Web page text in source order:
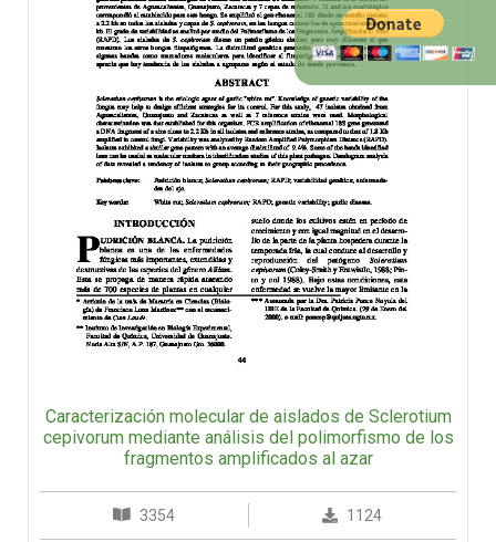
Caracterización molecular de aislados de Sclerotium
cepivorum mediante análisis del polimorfismo de los
fragmentos amplificados al azar
3354 1124